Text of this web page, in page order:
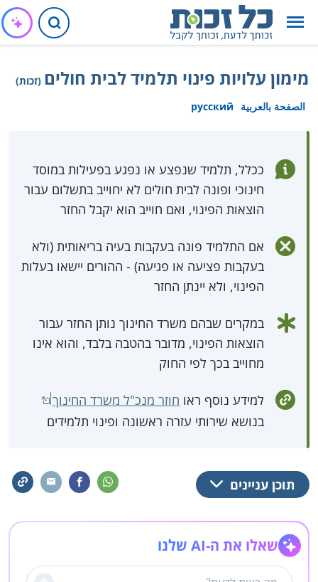
מימון עלויות פינוי תלמיד לבית חולים (זכות)
الصفحة بالعربية
русский
ככלל, תלמיד שנפצע או נפגע בפעילות במוסד
חינוכי ופונה לבית חולים לא יחוייב בתשלום עבור
הוצאות הפינוי, ואם חוייב הוא יקבל החזר
אם התלמיד פונה בעקבות בעיה בריאותית (ולא
בעקבות פציעה או פגיעה) - ההורים יישאו בעלות
הפינוי, ולא יינתן החזר
במקרים שבהם משרד החינוך נותן החזר עבור
הוצאות הפינוי, מדובר בהטבה בלבד, והוא אינו
מחוייב בכך לפי החוק
למידע נוסף ראו חוזר מנכ"ל משרד החינוך
בנושא שירותי עזרה ראשונה ופינוי תלמידים
תוכן עניינים
שאלו את ה-AI שלנו